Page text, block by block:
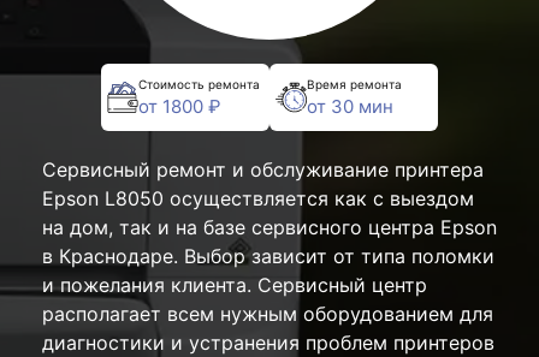
Стоимость ремонта
от 1800 ₽
Время ремонта
от 30 мин
Сервисный ремонт и обслуживание принтера
Epson L8050 осуществляется как с выездом
на дом, так и на базе сервисного центра Epson
в Краснодаре. Выбор зависит от типа поломки
и пожелания клиента. Сервисный центр
располагает всем нужным оборудованием для
диагностики и устранения проблем принтеров